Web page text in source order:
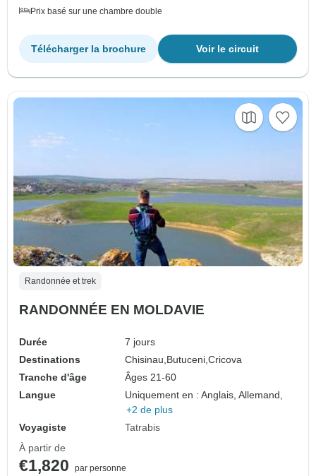
Prix basé sur une chambre double
Voir le circuit
Télécharger la brochure
Randonnée et trek
RANDONNÉE EN MOLDAVIE
Durée
7 jours
Destinations
Chisinau, Butuceni,Cricova
Tranche d'âge
Âges 21-60
Langue
Uniquement en : Anglais, Allemand,
+2 de plus
Voyagiste
Tatrabis
À partir de
€1,820
par personne